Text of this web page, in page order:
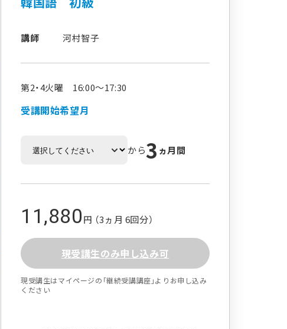
講師 河村智子
第2・4火曜 16:00～17:30
受講開始希望月
から3 ヵ月間
11,880円 （3ヵ月 6回分）
現受講生のみ申し込み可
現受講生はマイページの｢継続受講講座｣よりお申し込み
ください